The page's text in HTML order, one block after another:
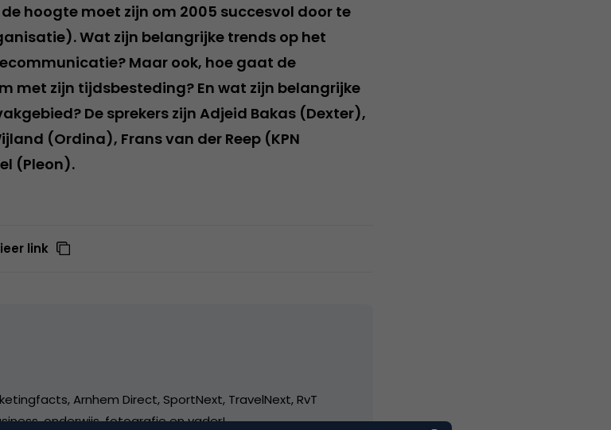
hoogte moet zijn om 2005 succesvol door te
Wat zijn belangrijke trends op het
Maar ook, hoe gaat de
met zijn tijdsbesteding? En wat zijn belangrijke
De sprekers zijn Adjeid Bakas (Dexter),
(Ordina), Frans van der Reep (KPN
(Pleon).
link
Arnhem Direct, SportNext, TravelNext, RvT
onderwijs, fotografie en vader!